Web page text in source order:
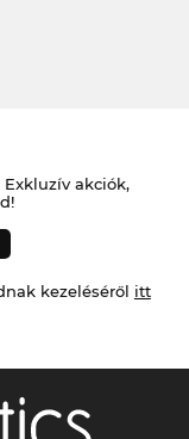
akciók,
kezeléséről itt